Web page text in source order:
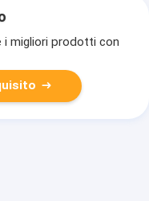
migliori prodotti con